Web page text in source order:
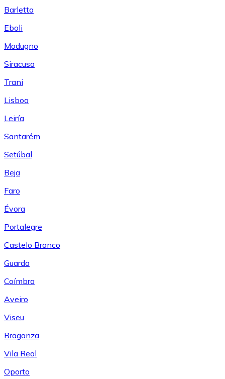
Barletta
Eboli
Modugno
Siracusa
Trani
Lisboa
Leiría
Santarém
Setúbal
Beja
Faro
Évora
Portalegre
Castelo Branco
Guarda
Coímbra
Aveiro
Viseu
Braganza
Vila Real
Oporto